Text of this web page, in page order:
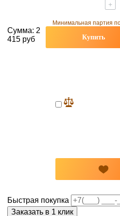
+
Минимальная партия
Сумма: 2
415 руб
Купить
Быстрая покупка